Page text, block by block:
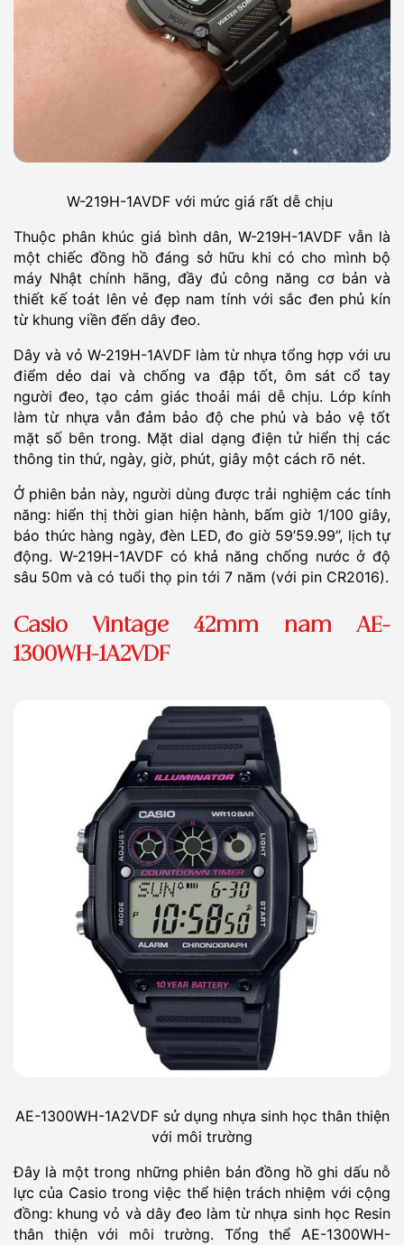
W-219H-1AVDF với mức giá rất dễ chịu
Thuộc phân khúc giá bình dân, W-219H-1AVDF vẫn là
một chiếc đồng hồ đáng sở hữu khi có cho mình bộ
máy Nhật chính hãng, đầy đủ công năng cơ bản và
thiết kế toát lên vẻ đẹp nam tính với sắc đen phủ kín
từ khung viền đến dây đeo.
Dây và vỏ W-219H-1AVDF làm từ nhựa tổng hợp với ưu
điểm dẻo dai và chống va đập tốt, ôm sát cổ tay
người đeo, tạo cảm giác thoải mái dễ chịu. Lớp kính
làm từ nhựa vẫn đảm bảo độ che phủ và bảo vệ tốt
mặt số bên trong. Mặt dial dạng điện tử hiển thị các
thông tin thứ, ngày, giờ, phút, giây một cách rõ nét.
Ở phiên bản này, người dùng được trải nghiệm các tính
năng: hiển thị thời gian hiện hành, bấm giờ 1/100 giây,
báo thức hàng ngày, đèn LED, đo giờ 59’59.99’’, lịch tự
động. W-219H-1AVDF có khả năng chống nước ở độ
sâu 50m và có tuổi thọ pin tới 7 năm (với pin CR2016).
Casio Vintage 42mm nam AE-
1300WH-1A2VDF
AE-1300WH-1A2VDF sử dụng nhựa sinh học thân thiện
với môi trường
Đây là một trong những phiên bản đồng hồ ghi dấu nỗ
lực của Casio trong việc thể hiện trách nhiệm với cộng
đồng: khung vỏ và dây đeo làm từ nhựa sinh học Resin
thân thiện với môi trường. Tổng thể AE-1300WH-